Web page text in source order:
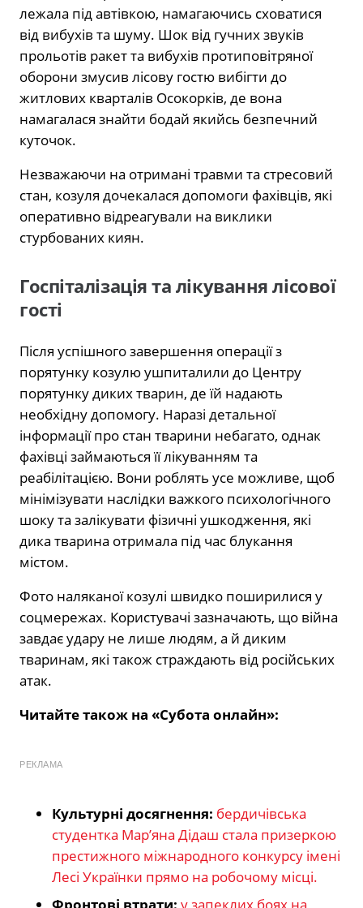
лежала під автівкою, намагаючись сховатися
від вибухів та шуму. Шок від гучних звуків
прольотів ракет та вибухів протиповітряної
оборони змусив лісову гостю вибігти до
житлових кварталів Осокорків, де вона
намагалася знайти бодай якийсь безпечний
куточок.
Незважаючи на отримані травми та стресовий
стан, козуля дочекалася допомоги фахівців, які
оперативно відреагували на виклики
стурбованих киян.
Госпіталізація та лікування лісової
гості
Після успішного завершення операції з
порятунку козулю ушпиталили до Центру
порятунку диких тварин, де їй надають
необхідну допомогу. Наразі детальної
інформації про стан тварини небагато, однак
фахівці займаються її лікуванням та
реабілітацією. Вони роблять усе можливе, щоб
мінімізувати наслідки важкого психологічного
шоку та залікувати фізичні ушкодження, які
дика тварина отримала під час блукання
містом.
Фото наляканої козулі швидко поширилися у
соцмережах. Користувачі зазначають, що війна
завдає удару не лише людям, а й диким
тваринам, які також страждають від російських
атак.
Читайте також на «Субота онлайн»:
РЕКЛАМА
Культурні досягнення: бердичівська
студентка Мар’яна Дідаш стала призеркою
престижного міжнародного конкурсу імені
Лесі Українки прямо на робочому місці.